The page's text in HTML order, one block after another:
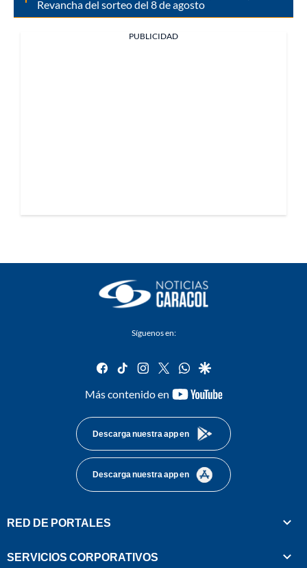
Revancha del sorteo del 8 de agosto
PUBLICIDAD
Síguenos en:
facebook
tiktok instagram
twitterwhatsapp
google
Más contenido en
youtube-
Descarga nuestra app en
Descarga nuestra app en
RED DE PORTALES
SERVICIOS CORPORATIVOS